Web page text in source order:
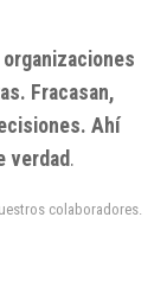
organizaciones
Fracasan,
Ahí
verdad .
colaboradores.